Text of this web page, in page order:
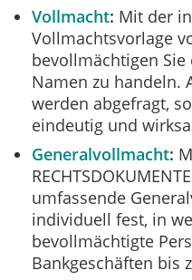
Vollmacht Mit der
Vollmachtsvorlage
bevollmächtigen
Namen zu handeln.
werden abgefragt,
eindeutig und
Generalvollmacht
umfassende
individuell fest, in
bevollmächtigte
Bankgeschäften bis